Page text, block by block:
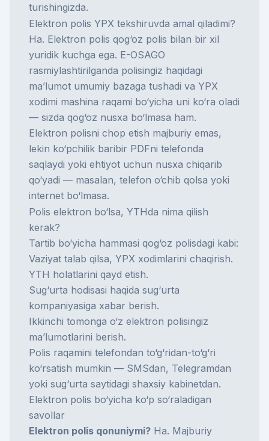
turishingizda.
Elektron polis YPX tekshiruvda amal qiladimi?
Ha. Elektron polis qog‘oz polis bilan bir xil
yuridik kuchga ega. E-OSAGO
rasmiylashtirilganda polisingiz haqidagi
ma’lumot umumiy bazaga tushadi va YPX
xodimi mashina raqami bo‘yicha uni ko‘ra oladi
— sizda qog‘oz nusxa bo‘lmasa ham.
Elektron polisni chop etish majburiy emas,
lekin ko‘pchilik baribir PDFni telefonda
saqlaydi yoki ehtiyot uchun nusxa chiqarib
qo‘yadi — masalan, telefon o‘chib qolsa yoki
internet bo‘lmasa.
Polis elektron bo‘lsa, YTHda nima qilish
kerak?
Tartib bo‘yicha hammasi qog‘oz polisdagi kabi:
Vaziyat talab qilsa, YPX xodimlarini chaqirish.
YTH holatlarini qayd etish.
Sug‘urta hodisasi haqida sug‘urta
kompaniyasiga xabar berish.
Ikkinchi tomonga o‘z elektron polisingiz
ma’lumotlarini berish.
Polis raqamini telefondan to‘g‘ridan-to‘g‘ri
ko‘rsatish mumkin — SMSdan, Telegramdan
yoki sug‘urta saytidagi shaxsiy kabinetdan.
Elektron polis bo‘yicha ko‘p so‘raladigan
savollar
Elektron polis qonuniymi? Ha. Majburiy